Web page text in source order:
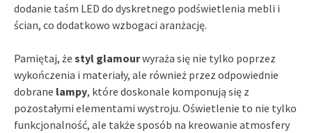
dodanie taśm LED do dyskretnego podświetlenia mebli i
ścian, co dodatkowo wzbogaci aranżację.
Pamiętaj, że styl glamourwyraża się nie tylko poprzez
wykończenia i materiały, ale również przez odpowiednie
dobrane lampy, które doskonale komponują się z
pozostałymi elementami wystroju. Oświetlenie to nie tylko
funkcjonalność, ale także sposób na kreowanie atmosfery